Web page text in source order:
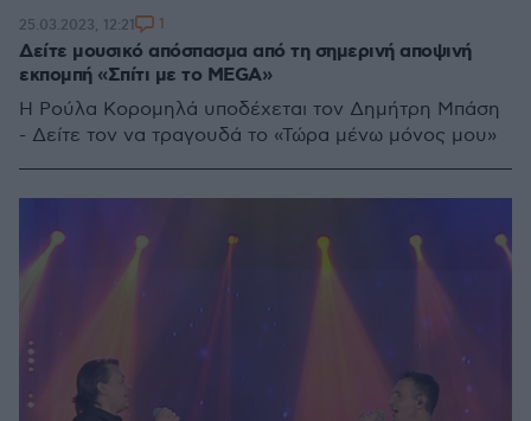
Δείτε μουσικό απόσπασμα από τη σημερινή αποψινή
εκπομπή «Σπίτι με το MEGA»
Η Ρούλα Κορομηλά υποδέχεται τον Δημήτρη Μπάση
- Δείτε τον να τραγουδά το «Τώρα μένω μόνος μου»
25.03.2023, 12:21 1